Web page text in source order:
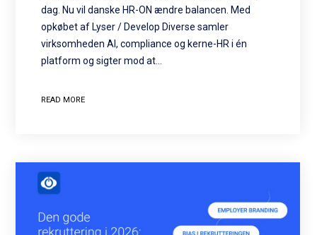
dag. Nu vil danske HR-ON ændre balancen. Med
opkøbet af Lyser / Develop Diverse samler
virksomheden AI, compliance og kerne-HR i én
platform og sigter mod at…
READ MORE